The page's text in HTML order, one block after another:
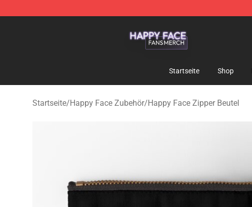
Startseite Shop
Startseite/Happy Face Zubehör/Happy Face Zipper Beutel